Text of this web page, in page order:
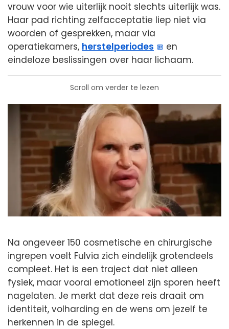
vrouw voor wie uiterlijk nooit slechts uiterlijk was.
Haar pad richting zelfacceptatie liep niet via
woorden of gesprekken, maar via
operatiekamers, herstelperiodes
en
eindeloze beslissingen over haar lichaam.
Scroll om verder te lezen
Na ongeveer 150 cosmetische en chirurgische
ingrepen voelt Fulvia zich eindelijk grotendeels
compleet. Het is een traject dat niet alleen
fysiek, maar vooral emotioneel zijn sporen heeft
nagelaten. Je merkt dat deze reis draait om
identiteit, volharding en de wens om jezelf te
herkennen in de spiegel.